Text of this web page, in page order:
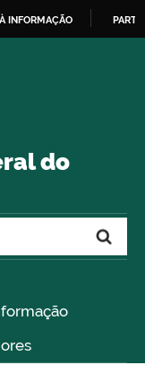
INFORMAÇÃO
do